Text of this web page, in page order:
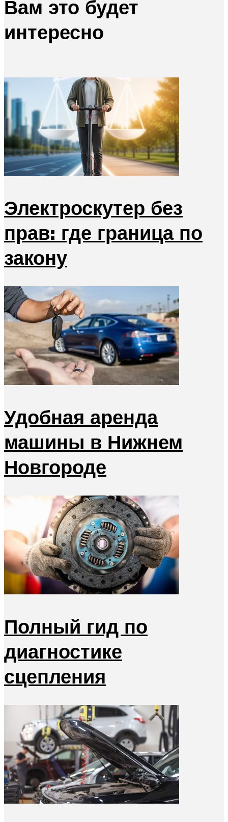
Вам это будет
интересно
Электроскутер без
прав: где граница по
закону
Удобная аренда
машины в Нижнем
Новгороде
Полный гид по
диагностике
сцепления